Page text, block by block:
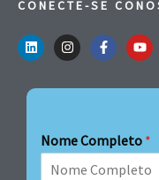
CONECTE-SE
Nome Completo *